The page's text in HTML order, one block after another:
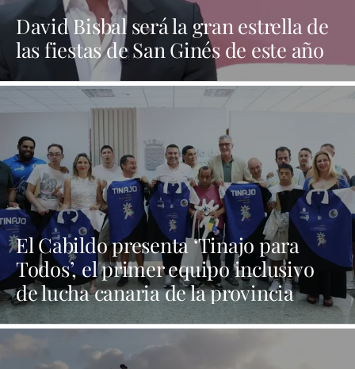
David Bisbal será la gran estrella de
las fiestas de San Ginés de este año
El Cabildo presenta ‘Tinajo para
Todos’, el primer equipo inclusivo
de lucha canaria de la provincia